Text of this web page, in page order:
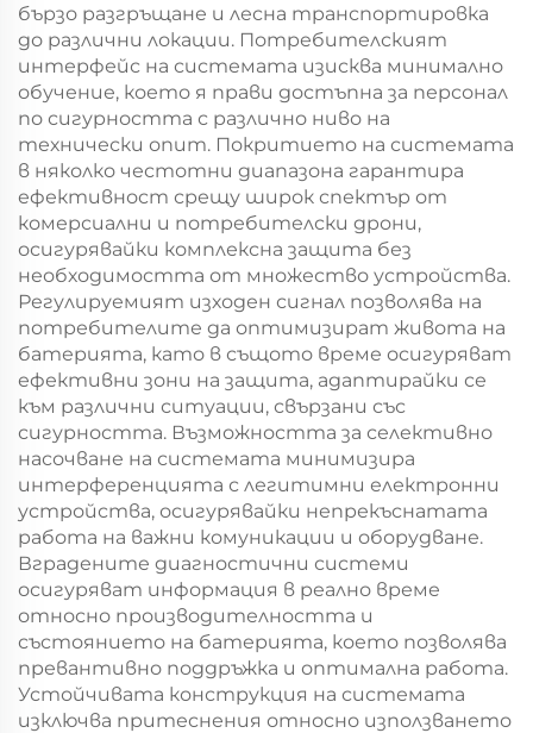
бързо разгръщане и лесна транспортировка
до различни локации. Потребителският
интерфейс на системата изисква минимално
обучение, което я прави достъпна за персонал
по сигурността с различно ниво на
технически опит. Покритието на системата
в няколко честотни диапазона гарантира
ефективност срещу широк спектър от
комерсиални и потребителски дрони,
осигурявайки комплексна защита без
необходимостта от множество устройства.
Регулируемият изходен сигнал позволява на
потребителите да оптимизират живота на
батерията, като в същото време осигуряват
ефективни зони на защита, адаптирайки се
към различни ситуации, свързани със
сигурността. Възможността за селективно
насочване на системата минимизира
интерференцията с легитимни електронни
устройства, осигурявайки непрекъснатата
работа на важни комуникации и оборудване.
Вградените диагностични системи
осигуряват информация в реално време
относно производителността и
състоянието на батерията, което позволява
превантивно поддръжка и оптимална работа.
Устойчивата конструкция на системата
изключва притеснения относно използването